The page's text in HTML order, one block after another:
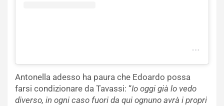
U n p o s t c o n d I v I s o d a G r a n d. e F r a t e l l o ( @ g r a n d e f r a t e l l o t v)
Antonella adesso ha paura che Edoardo possa
farsi condizionare da Tavassi: “Io oggi già lo vedo
diverso, in ogni caso fuori da qui ognuno avrà i propri